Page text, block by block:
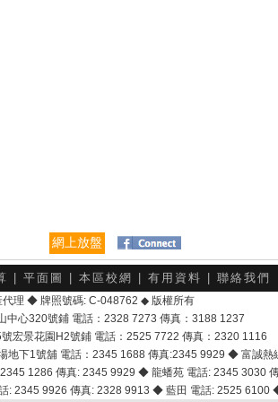
網上放盤
平面圖 本區校網 有用資料 聯絡我們
理 ◆ 牌照號碼: C-048762 ◆ 版權所有
心320號鋪 電話：2328 7273 傳真：3188 1237
宏景花園H2號鋪 電話：2525 7722 傳真：2320 1116
下1號舖 電話：2345 1688 傳真:2345 9929 ◆ 富誠熱
1286 傳真: 2345 9929 ◆ 龍蟠苑 電話: 2345 3030 傳
: 2345 9926 傳真: 2328 9913 ◆ 藍田 電話: 2525 6100